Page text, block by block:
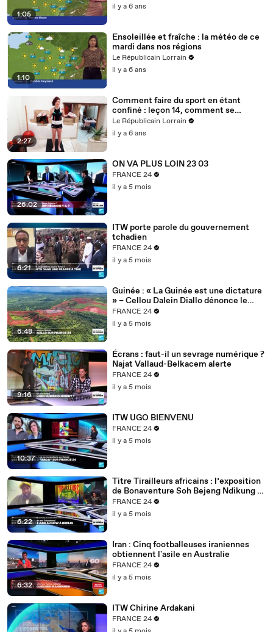
1:05
il y a 6 ans
1:10
Ensoleillée et fraîche : la météo de ce
mardi dans nos régions
Le Républicain Lorrain
il y a 6 ans
2:27
Comment faire du sport en étant
confiné : leçon 14, comment se
muscler avec des bouteilles d'eau ?
Le Républicain Lorrain
il y a 6 ans
26:02
ON VA PLUS LOIN 23 03
FRANCE 24
il y a 5 mois
6:21
ITW porte parole du gouvernement
tchadien
FRANCE 24
il y a 5 mois
6:48
Guinée : « La Guinée est une dictature
» – Cellou Dalein Diallo dénonce le
régime Doumbouya
FRANCE 24
il y a 5 mois
9:16
Écrans : faut-il un sevrage numérique ?
Najat Vallaud-Belkacem alerte
FRANCE 24
il y a 5 mois
10:37
ITW UGO BIENVENU
FRANCE 24
il y a 5 mois
6:22
Titre Tirailleurs africains : l’exposition
de Bonaventure Soh Bejeng Ndikung à
Berlin
FRANCE 24
il y a 5 mois
6:32
Iran : Cinq footballeuses iraniennes
obtiennent l'asile en Australie
FRANCE 24
il y a 5 mois
ITW Chirine Ardakani
FRANCE 24